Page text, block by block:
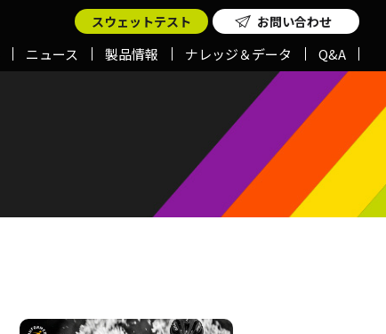
ニュース 製品情報 ナレッジ＆データ Q&A
スウェットテスト お問い合わせ